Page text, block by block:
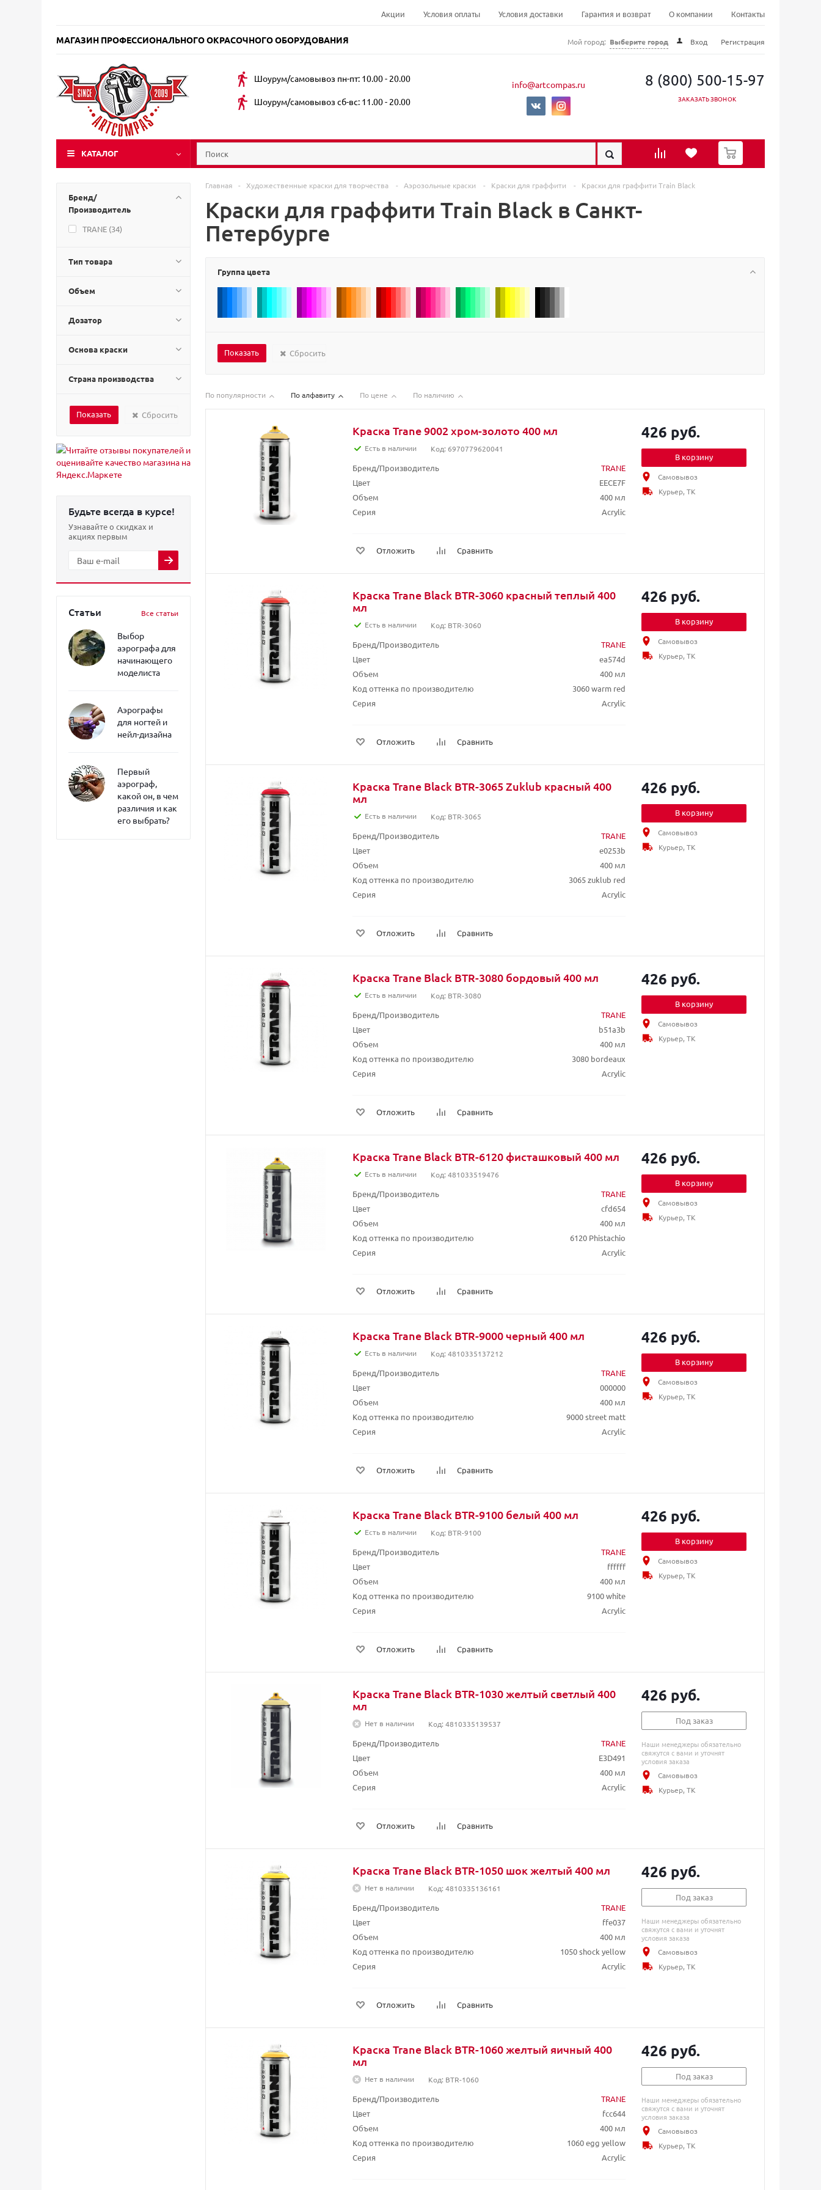
Акции Условия оплаты Условия доставки Гарантия и возврат О компании Контакты
МАГАЗИН ПРОФЕССИОНАЛЬНОГО ОКРАСОЧНОГО ОБОРУДОВАНИЯ Мой город: Выберите город Вход Регистрация
Шоурум/самовывоз пн-пт: 10.00 - 20.00
Шоурум/самовывоз сб-вс: 11.00 - 20.00
info@artcompas.ru 8 (800) 500-15-97
ЗАКАЗАТЬ ЗВОНОК
КАТАЛОГ
0
Бренд/
Производитель
TRANE (34)
Тип товара
Объем
Дозатор
Основа краски
Страна производства
Сбросить
Будьте всегда в курсе!
Узнавайте о скидках и
акциях первым
Статьи Все статьи
Выбор
аэрографа для
начинающего
моделиста
Аэрографы
для ногтей и
нейл-дизайна
Первый
аэрограф,
какой он, в чем
различия и как
его выбрать?
Главная - Художественные краски для творчества - Аэрозольные краски - Краски для граффити - Краски для граффити Train Black
Краски для граффити Train Black в Санкт-
Петербурге
Группа цвета
Сбросить
По популярности По алфавиту По цене По наличию
Краска Trane 9002 хром-золото 400 мл
Есть в наличии Код: 6970779620041
Бренд/Производитель
TRANE
Цвет
EECE7F
Объем
400 мл
Серия
Acrylic
Отложить Сравнить
426 руб.
В корзину
Самовывоз
Курьер, ТК
Краска Trane Black BTR-3060 красный теплый 400
мл
Есть в наличии Код: BTR-3060
Бренд/Производитель
TRANE
Цвет
ea574d
Объем
400 мл
Код оттенка по производителю
3060 warm red
Серия
Acrylic
Отложить Сравнить
426 руб.
В корзину
Самовывоз
Курьер, ТК
Краска Trane Black BTR-3065 Zuklub красный 400
мл
Есть в наличии Код: BTR-3065
Бренд/Производитель
TRANE
Цвет
e0253b
Объем
400 мл
Код оттенка по производителю
3065 zuklub red
Серия
Acrylic
Отложить Сравнить
426 руб.
В корзину
Самовывоз
Курьер, ТК
Краска Trane Black BTR-3080 бордовый 400 мл
Есть в наличии Код: BTR-3080
Бренд/Производитель
TRANE
Цвет
b51a3b
Объем
400 мл
Код оттенка по производителю
3080 bordeaux
Серия
Acrylic
Отложить Сравнить
426 руб.
В корзину
Самовывоз
Курьер, ТК
Краска Trane Black BTR-6120 фисташковый 400 мл
Есть в наличии Код: 481033519476
Бренд/Производитель
TRANE
Цвет
cfd654
Объем
400 мл
Код оттенка по производителю
6120 Phistachio
Серия
Acrylic
Отложить Сравнить
426 руб.
В корзину
Самовывоз
Курьер, ТК
Краска Trane Black BTR-9000 черный 400 мл
Есть в наличии Код: 4810335137212
Бренд/Производитель
TRANE
Цвет
000000
Объем
400 мл
Код оттенка по производителю
9000 street matt
Серия
Acrylic
Отложить Сравнить
426 руб.
В корзину
Самовывоз
Курьер, ТК
Краска Trane Black BTR-9100 белый 400 мл
Есть в наличии Код: BTR-9100
Бренд/Производитель
TRANE
Цвет
ffffff
Объем
400 мл
Код оттенка по производителю
9100 white
Серия
Acrylic
Отложить Сравнить
426 руб.
В корзину
Самовывоз
Курьер, ТК
Краска Trane Black BTR-1030 желтый светлый 400
мл
Нет в наличии Код: 4810335139537
Бренд/Производитель
TRANE
Цвет
E3D491
Объем
400 мл
Серия
Acrylic
Отложить Сравнить
426 руб.
Под заказ
Наши менеджеры обязательно
свяжутся с вами и уточнят
условия заказа
Самовывоз
Курьер, ТК
Краска Trane Black BTR-1050 шок желтый 400 мл
Нет в наличии Код: 4810335136161
Бренд/Производитель
TRANE
Цвет
ffe037
Объем
400 мл
Код оттенка по производителю
1050 shock yellow
Серия
Acrylic
Отложить Сравнить
426 руб.
Под заказ
Наши менеджеры обязательно
свяжутся с вами и уточнят
условия заказа
Самовывоз
Курьер, ТК
Краска Trane Black BTR-1060 желтый яичный 400
мл
Нет в наличии Код: BTR-1060
Бренд/Производитель
TRANE
Цвет
fcc644
Объем
400 мл
Код оттенка по производителю
1060 egg yellow
Серия
Acrylic
426 руб.
Под заказ
Наши менеджеры обязательно
свяжутся с вами и уточнят
условия заказа
Самовывоз
Курьер, ТК